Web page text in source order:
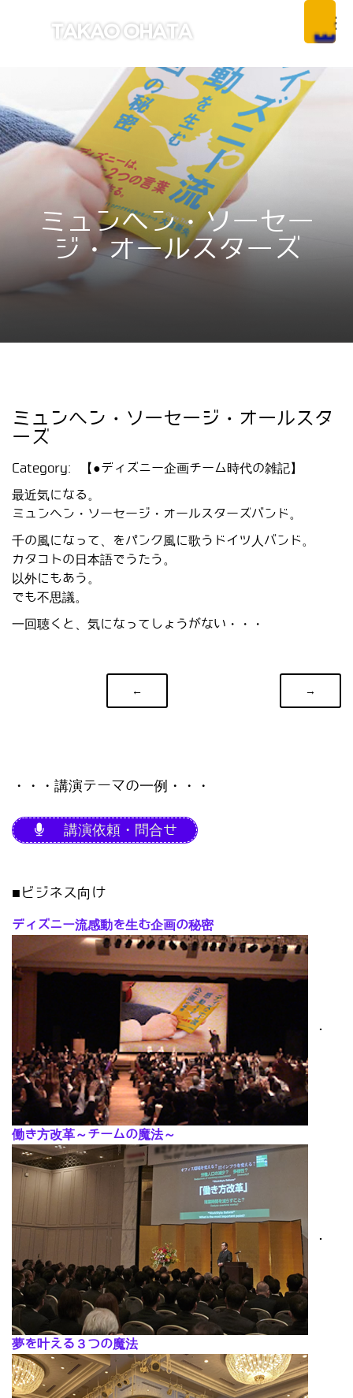
ミュンヘン・ソーセー
ジ・オールスターズ
ミュンヘン・ソーセージ・オールスタ
ーズ
Category:
【●ディズニー企画チーム時代の雑記】
最近気になる。
ミュンヘン・ソーセージ・オールスターズバンド。
千の風になって、をパンク風に歌うドイツ人バンド。
カタコトの日本語でうたう。
以外にもあう。
でも不思議。
一回聴くと、気になってしょうがない・・・
← →
・・・講演テーマの一例・・・
講演依頼・問合せ
■ビジネス向け
ディズニー流感動を生む企画の秘密
･
働き方改革～チームの魔法～
･
夢を叶える３つの魔法